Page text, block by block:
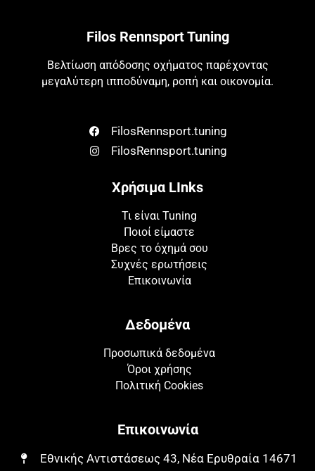
Filos Rennsport Tuning
Βελτίωση απόδοσης οχήματος παρέχοντας
μεγαλύτερη ιπποδύναμη, ροπή και οικονομία.
FilosRennsport.tuning
FilosRennsport.tuning
Χρήσιμα LInks
Τι είναι Tuning
Ποιοί είμαστε
Βρες το όχημά σου
Συχνές ερωτήσεις
Επικοινωνία
Δεδομένα
Προσωπικά δεδομένα
Όροι χρήσης
Πολιτική Cookies
Επικοινωνία
Εθνικής Αντιστάσεως 43, Νέα Ερυθραία 14671​​